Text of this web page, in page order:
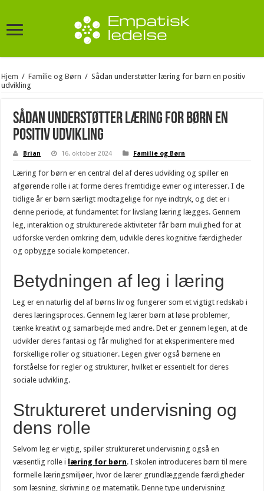
Hjem / Familie og Børn / Sådan understøtter læring for børn en positiv
udvikling
Sådan understøtter læring for børn en
positiv udvikling
Brian 16. oktober 2024 Familie og Børn
Læring for børn er en central del af deres udvikling og spiller en
afgørende rolle i at forme deres fremtidige evner og interesser. I de
tidlige år er børn særligt modtagelige for nye indtryk, og det er i
denne periode, at fundamentet for livslang læring lægges. Gennem
leg, interaktion og strukturerede aktiviteter får børn mulighed for at
udforske verden omkring dem, udvikle deres kognitive færdigheder
og opbygge sociale kompetencer.
Betydningen af leg i læring
Leg er en naturlig del af børns liv og fungerer som et vigtigt redskab i
deres læringsproces. Gennem leg lærer børn at løse problemer,
tænke kreativt og samarbejde med andre. Det er gennem legen, at de
udvikler deres fantasi og får mulighed for at eksperimentere med
forskellige roller og situationer. Legen giver også børnene en
forståelse for regler og strukturer, hvilket er essentielt for deres
sociale udvikling.
Struktureret undervisning og
dens rolle
Selvom leg er vigtig, spiller struktureret undervisning også en
væsentlig rolle i læring for børn. I skolen introduceres børn til mere
formelle læringsmiljøer, hvor de lærer grundlæggende færdigheder
som læsning, skrivning og matematik. Denne type undervisning